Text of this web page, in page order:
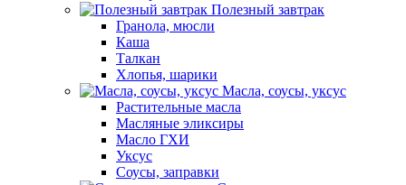
Полезный завтрак
Гранола, мюсли
Каша
Талкан
Хлопья, шарики
Масла, соусы, уксус
Растительные масла
Масляные эликсиры
Масло ГХИ
Уксус
Соусы, заправки